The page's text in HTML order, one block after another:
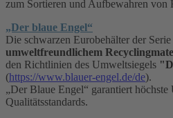
zum Sortieren und Aufbewahren von
„Der blaue Engel“
Die schwarzen Eurobehälter der
umweltfreundlichem
den Richtlinien des Umweltsiegels
(https://www.blauer-engel.de/de).
„Der Blaue Engel“ garantiert
Qualitätsstandards.